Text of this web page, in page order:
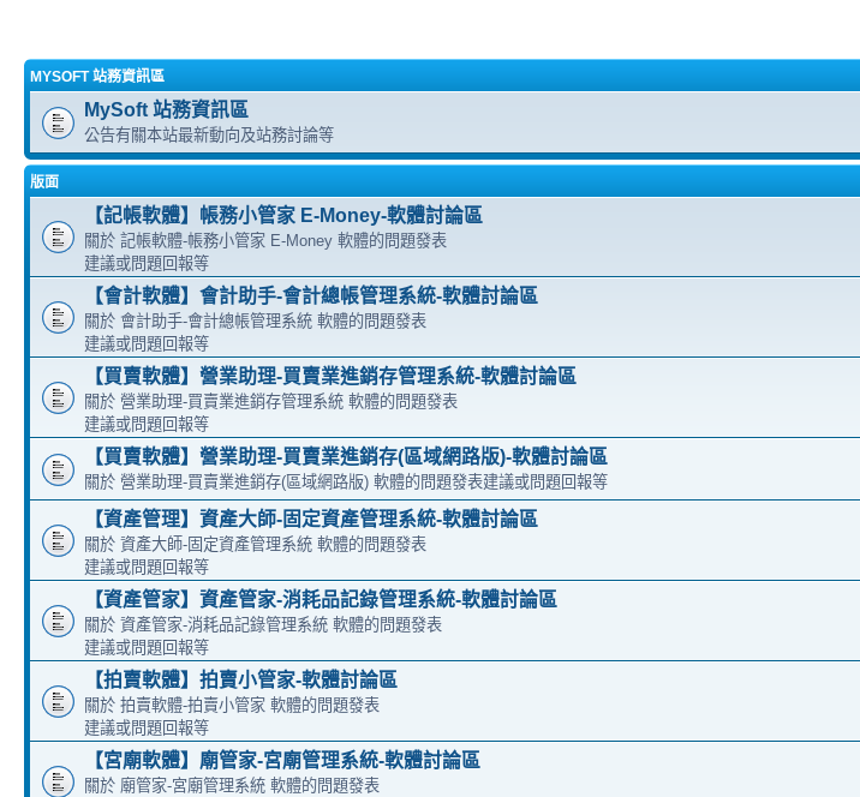
MYSOFT 站務資訊區
MySoft 站務資訊區
公告有關本站最新動向及站務討論等
版面
【記帳軟體】帳務小管家 E-Money-軟體討論區
關於 記帳軟體-帳務小管家 E-Money 軟體的問題發表
建議或問題回報等
【會計軟體】會計助手-會計總帳管理系統-軟體討論區
關於 會計助手-會計總帳管理系統 軟體的問題發表
建議或問題回報等
【買賣軟體】營業助理-買賣業進銷存管理系統-軟體討論區
關於 營業助理-買賣業進銷存管理系統 軟體的問題發表
建議或問題回報等
【買賣軟體】營業助理-買賣業進銷存(區域網路版)-軟體討論區
關於 營業助理-買賣業進銷存(區域網路版) 軟體的問題發表建議或問題回報等
【資產管理】資產大師-固定資產管理系統-軟體討論區
關於 資產大師-固定資產管理系統 軟體的問題發表
建議或問題回報等
【資產管家】資產管家-消耗品記錄管理系統-軟體討論區
關於 資產管家-消耗品記錄管理系統 軟體的問題發表
建議或問題回報等
【拍賣軟體】拍賣小管家-軟體討論區
關於 拍賣軟體-拍賣小管家 軟體的問題發表
建議或問題回報等
【宮廟軟體】廟管家-宮廟管理系統-軟體討論區
關於 廟管家-宮廟管理系統 軟體的問題發表